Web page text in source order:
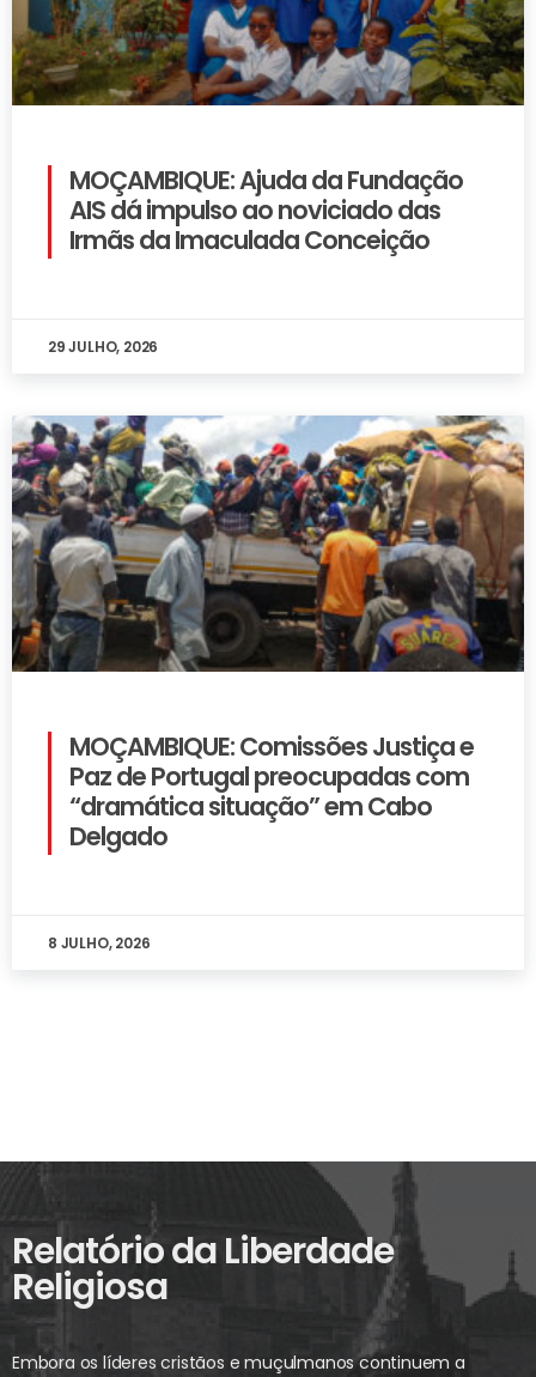
MOÇAMBIQUE: Ajuda da Fundação
AIS dá impulso ao noviciado das
Irmãs da Imaculada Conceição
29 JULHO, 2026
MOÇAMBIQUE: Comissões Justiça e
Paz de Portugal preocupadas com
“dramática situação” em Cabo
Delgado
8 JULHO, 2026
Relatório da Liberdade
Religiosa
Embora os líderes cristãos e muçulmanos continuem a